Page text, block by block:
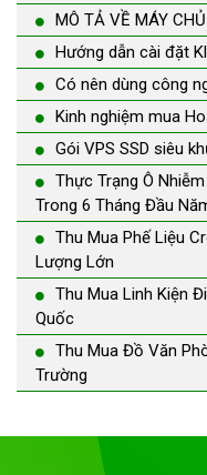
MÔ TẢ VỀ MÁY
Hướng dẫn cài đặt
Có nên dùng công
Kinh nghiệm mua
Gói VPS SSD siêu
Thực Trạng Ô
Trong 6 Tháng Đầu
Thu Mua Phế Liệu
Lượng Lớn
Thu Mua Linh Kiện
Quốc
Thu Mua Đồ Văn
Trường